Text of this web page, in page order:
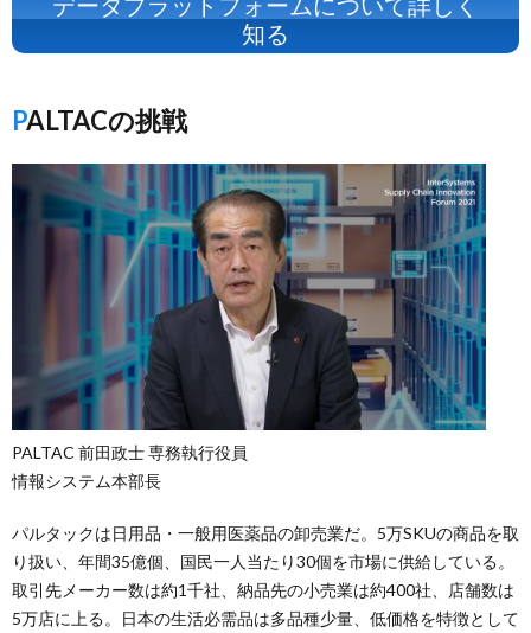
知る
PALTACの挑戦
PALTAC 前田政士 専務執行役員
情報システム本部長
パルタックは日用品・一般用医薬品の卸売業だ。5万SKUの商品を取
り扱い、年間35億個、国民一人当たり30個を市場に供給している。
取引先メーカー数は約1千社、納品先の小売業は約400社、店舗数は
5万店に上る。日本の生活必需品は多品種少量、低価格を特徴として